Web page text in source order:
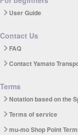
User Guide
Contact Us
FAQ
Contact Yamato
Terms
Notation based on the
Terms of service
mu-mo Shop Point